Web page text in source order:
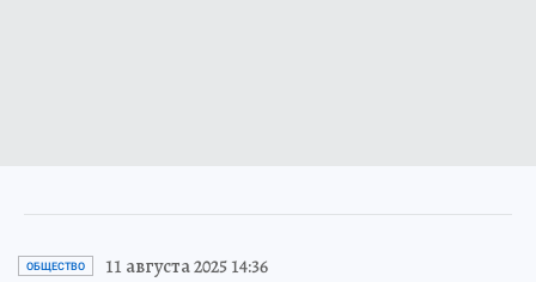
ОБЩЕСТВО 11 августа 2025 14:36